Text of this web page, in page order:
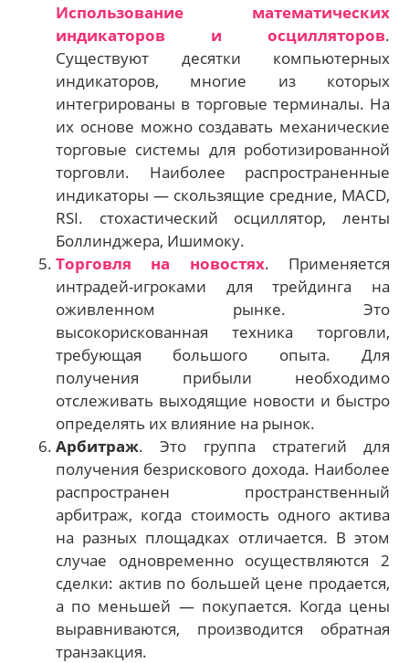
Использование математических
индикаторов и осцилляторов.
Существуют десятки компьютерных
индикаторов, многие из которых
интегрированы в торговые терминалы. На
их основе можно создавать механические
торговые системы для роботизированной
торговли. Наиболее распространенные
индикаторы — скользящие средние, MACD,
RSI. стохастический осциллятор, ленты
Боллинджера, Ишимоку.
Торговля на новостях. Применяется
интрадей-игроками для трейдинга на
оживленном рынке. Это
высокорискованная техника торговли,
требующая большого опыта. Для
получения прибыли необходимо
отслеживать выходящие новости и быстро
определять их влияние на рынок.
Арбитраж. Это группа стратегий для
получения безрискового дохода. Наиболее
распространен пространственный
арбитраж, когда стоимость одного актива
на разных площадках отличается. В этом
случае одновременно осуществляются 2
сделки: актив по большей цене продается,
а по меньшей — покупается. Когда цены
выравниваются, производится обратная
транзакция.